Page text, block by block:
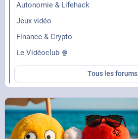
Autonomie & Lifehack
Jeux vidéo
Finance & Crypto
Le Vidéoclub 🍿
Tous les forums